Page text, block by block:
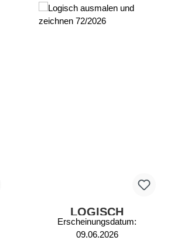
LOGISCH
AUSMALEN UND
ZEICHNEN 72/2026
Erscheinungsdatum:
09.06.2026